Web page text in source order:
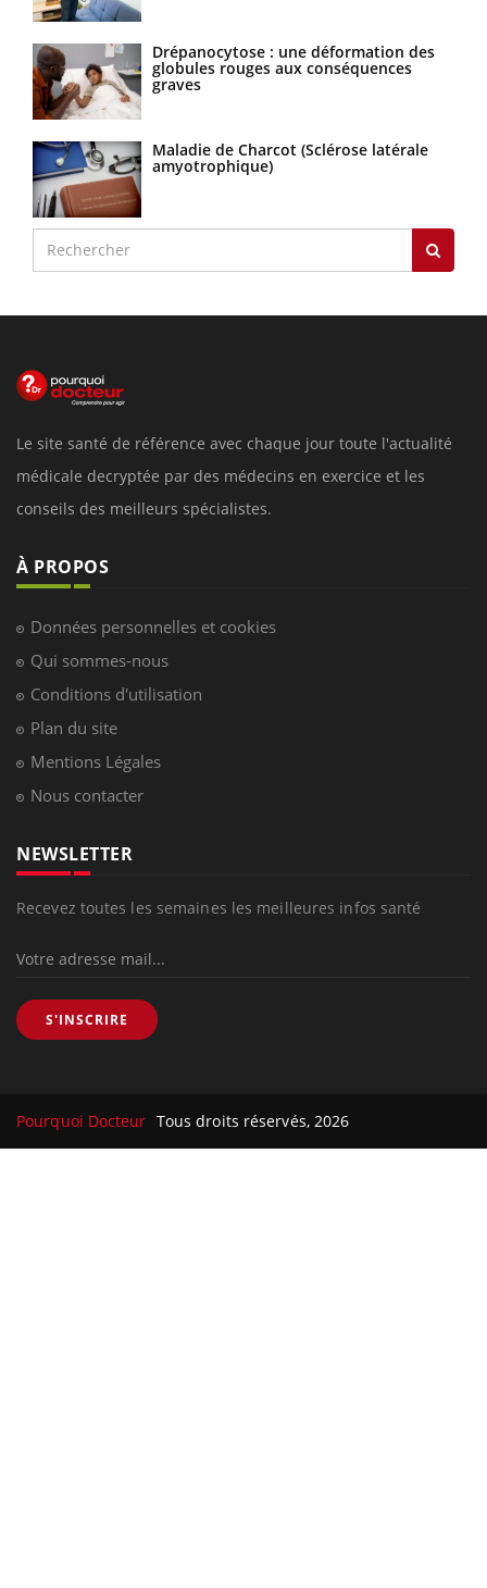
Drépanocytose : une déformation des
globules rouges aux conséquences
graves
Maladie de Charcot (Sclérose latérale
amyotrophique)
Le site santé de référence avec chaque jour toute l'actualité
médicale decryptée par des médecins en exercice et les
conseils des meilleurs spécialistes.
À PROPOS
Données personnelles et cookies
Qui sommes-nous
Conditions d'utilisation
Plan du site
Mentions Légales
Nous contacter
NEWSLETTER
Recevez toutes les semaines les meilleures infos santé
S'INSCRIRE
Pourquoi Docteur Tous droits réservés, 2026